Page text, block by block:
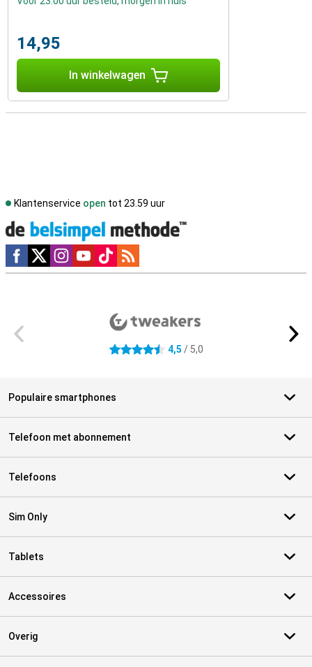
14,95
In winkelwagen
Klantenservice open tot 23.59 uur
Social media
4.5 sterren 4,5 / 5,0
Populaire smartphones
Telefoon met abonnement
Telefoons
Sim Only
Tablets
Accessoires
Overig